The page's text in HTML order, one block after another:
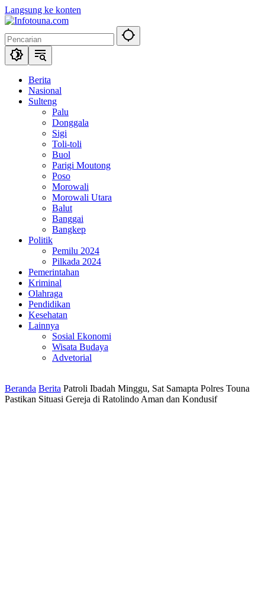
Langsung ke konten
Berita
Nasional
Sulteng
Palu
Donggala
Sigi
Toli-toli
Buol
Parigi Moutong
Poso
Morowali
Morowali Utara
Balut
Banggai
Bangkep
Politik
Pemilu 2024
Pilkada 2024
Pemerintahan
Kriminal
Olahraga
Pendidikan
Kesehatan
Lainnya
Sosial Ekonomi
Wisata Budaya
Advetorial
Beranda Berita Patroli Ibadah Minggu, Sat Samapta Polres Touna
Pastikan Situasi Gereja di Ratolindo Aman dan Kondusif